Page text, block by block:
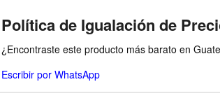
Política de Igualación de
¿Encontraste este producto más barato en
Escribir por WhatsApp